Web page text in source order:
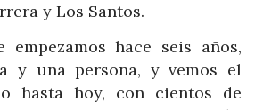
y Los Santos.
empezamos hace seis años,
y una persona, y vemos el
hasta hoy, con cientos de